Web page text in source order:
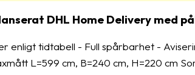
DHL Home Delivery med
enligt tidtabell - Full spårbarhet -
L=599 cm, B=240 cm, H=220 cm